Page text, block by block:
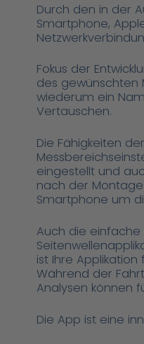
Durch den in der
Smartphone,
Fokus der
des gewünschten
wiederum ein
Vertauschen.
Die Fähigkeiten
eingestellt und
nach der
Smartphone um
Auch die einfache
ist Ihre
Während der
Analysen können
Die App ist eine